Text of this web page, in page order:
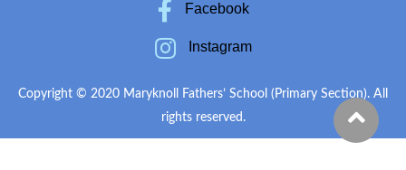
Facebook
Instagram
Copyright © 2020 Maryknoll Fathers’ School (Primary Section). All
rights reserved.